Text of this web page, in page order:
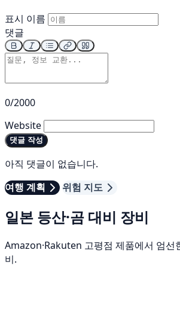
표시 이름
댓글
0/2000
Website
댓글 작성
아직 댓글이 없습니다.
여행 계획
위험 지도
일본 등산·곰 대비 장비
Amazon·Rakuten 고평점 제품에서 엄선
비.